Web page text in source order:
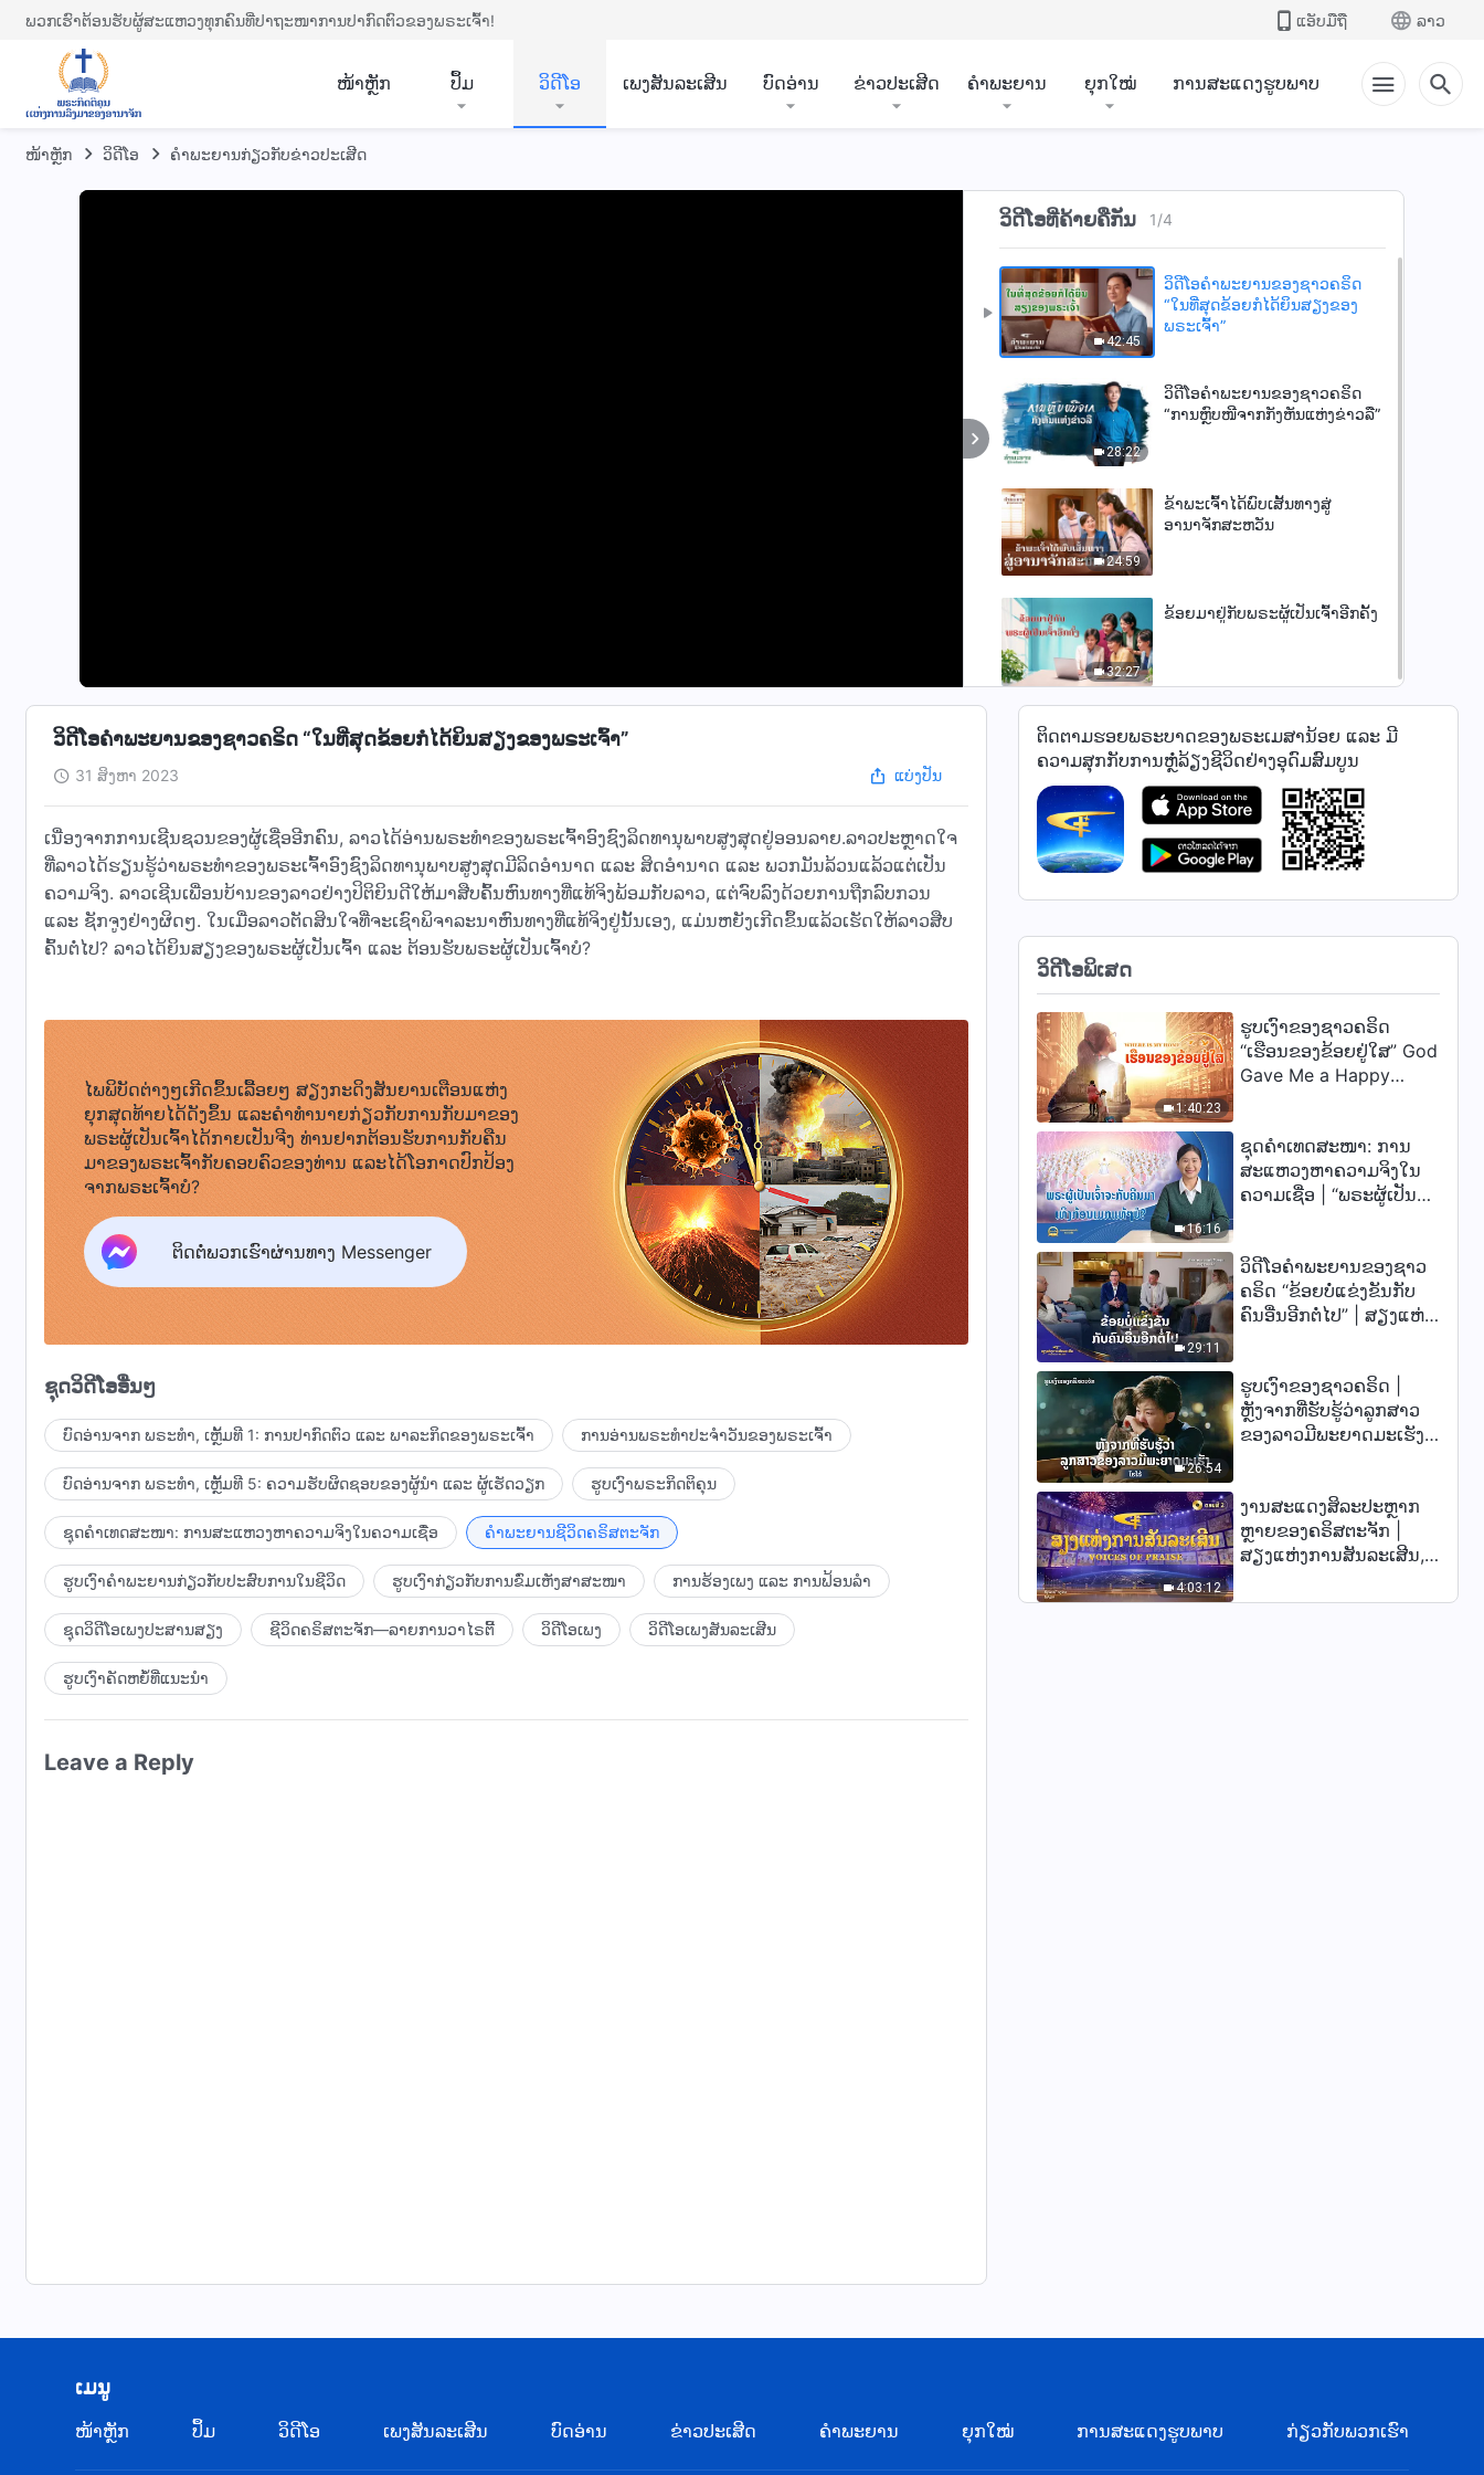
ພວກເຮົາຕ້ອນຮັບຜູ້ສະແຫວງທຸກຄົນທີ່ປາຖະໜາການປາກົດຕົວຂອງພຣະເຈົ້າ! ແອັບມືຖື ລາວ
​ໜ້າຫຼັກ ປຶ້ມ ວິ​ດີ​ໂອ ເພງສັນລະເສີນ ບົດອ່ານ ຂ່າວປະເສີດ ຄຳພະຍານ ຍຸກໃໝ່ ການສະແດງຮູບພາບ
ໜ້າຫຼັກ ​ວິ​ດີ​ໂອ ຄຳພະຍານກ່ຽວກັບຂ່າວປະເສີດ
ວິດີໂອທີ່ຄ້າຍຄືກັນ 1/4
42:45
ວິດີໂອຄຳພະຍານຂອງຊາວຄຣິດ
“ໃນທີ່ສຸດຂ້ອຍກໍໄດ້ຍິນສຽງຂອງ
ພຣະເຈົ້າ”
28:22
ວິດີໂອຄຳພະຍານຂອງຊາວຄຣິດ
“ການຫຼົບໜີຈາກກັງຫັນແຫ່ງຂ່າວລື”
24:59
ຂ້າພະເຈົ້າໄດ້ພົບເສັ້ນທາງສູ່
ອານາຈັກສະຫວັນ
32:27
ຂ້ອຍມາຢູ່ກັບພຣະຜູ້ເປັນເຈົ້າອີກຄັ້ງ
ວິດີໂອຄຳພະຍານຂອງຊາວຄຣິດ “ໃນທີ່ສຸດຂ້ອຍກໍໄດ້ຍິນສຽງຂອງພຣະເຈົ້າ”
31 ສິງຫາ 2023 ແບ່ງປັນ
ເນື່ອງຈາກການເຊີນຊວນຂອງຜູ້ເຊື່ອອີກຄົນ, ລາວໄດ້ອ່ານພຣະທໍາຂອງພຣະເຈົ້າອົງຊົງລິດທານຸພາບສູງສຸດຢູ່ອອນລາຍ.ລາວປະຫຼາດໃຈ
ທີ່ລາວໄດ້ຮຽນຮູ້ວ່າພຣະທຳຂອງພຣະເຈົ້າອົງຊົງລິດທານຸພາບສູງສຸດມີລິດອຳນາດ ແລະ ສິດອຳນາດ ແລະ ພວກມັນລ້ວນແລ້ວແຕ່ເປັນ
ຄວາມຈິງ. ລາວເຊີນເພື່ອນບ້ານຂອງລາວຢ່າງປິຕິຍິນດີໃຫ້ມາສືບຄົ້ນຫົນທາງທີ່ແທ້ຈິງພ້ອມກັບລາວ, ແຕ່ຈົບລົງດ້ວຍການຖືກລົບກວນ
ແລະ ຊັກຈູງຢ່າງຜິດໆ. ໃນເມື່ອລາວຕັດສິນໃຈທີ່ຈະເຊົາພິຈາລະນາຫົນທາງທີ່ແທ້ຈິງຢູ່ນັ້ນເອງ, ແມ່ນຫຍັງເກີດຂຶ້ນແລ້ວເຮັດໃຫ້ລາວສືບ
ຄົ້ນຕໍ່ໄປ? ລາວໄດ້ຍິນສຽງຂອງພຣະຜູ້ເປັນເຈົ້າ ແລະ ຕ້ອນຮັບພຣະຜູ້ເປັນເຈົ້າບໍ?
ໄພພິບັດຕ່າງໆເກີດຂຶ້ນເລື້ອຍໆ ສຽງກະດິງສັນຍານເຕືອນແຫ່ງ
ຍຸກສຸດທ້າຍໄດ້ດັງຂຶ້ນ ແລະຄໍາທໍານາຍກ່ຽວກັບການກັບມາຂອງ
ພຣະຜູ້ເປັນເຈົ້າໄດ້ກາຍເປັນຈີງ ທ່ານຢາກຕ້ອນຮັບການກັບຄືນ
ມາຂອງພຣະເຈົ້າກັບຄອບຄົວຂອງທ່ານ ແລະໄດ້ໂອກາດປົກປ້ອງ
ຈາກພຣະເຈົ້າບໍ?
ຕິດຕໍ່ພວກເຮົາຜ່ານທາງ Messenger
ຊຸດວິດີໂອອື່ນໆ
ບົດອ່ານຈາກ ພຣະທຳ, ເຫຼັ້ມທີ 1: ການປາກົດຕົວ ແລະ ພາລະກິດຂອງພຣະເຈົ້າ ການອ່ານພຣະທຳປະຈຳວັນຂອງພຣະເຈົ້າ
ບົດອ່ານຈາກ ພຣະທຳ, ເຫຼັ້ມທີ 5: ຄວາມຮັບຜິດຊອບຂອງຜູ້ນໍາ ແລະ ຜູ້ເຮັດວຽກ ຮູບເງົາພຣະກິດຕິຄຸນ
ຊຸດຄຳເທດສະໜາ: ການສະແຫວງຫາຄວາມຈິງໃນຄວາມເຊື່ອ ຄຳພະຍານຊີວິດຄຣິສຕະຈັກ
ຮູບເງົາຄຳພະຍານກ່ຽວກັບປະສົບການໃນຊີວິດ ຮູບເງົາກ່ຽວກັບການຂົ່ມເຫັງສາສະໜາ ການຮ້ອງເພງ ແລະ ການຟ້ອນລຳ
ຊຸດວິດີໂອເພງປະສານສຽງ ຊີວິດຄຣິສຕະຈັກ—ລາຍການວາໄຣຕີ້ ວິດີໂອເພງ ວິດີໂອເພງສັນລະເສີນ
ຮູບເງົາຄັດຫຍໍ້ທີ່ແນະນໍາ
Leave a Reply
ຕິດຕາມຮອຍພຣະບາດຂອງພຣະເມສານ້ອຍ ແລະ ມີ
ຄວາມສຸກກັບການຫຼໍ່ລ້ຽງຊີວິດຢ່າງອຸດົມສົມບູນ
ວິດີໂອພິເສດ
1:40:23
ຮູບເງົາຂອງຊາວຄຣິດ
“ເຮືອນຂອງຂ້ອຍຢູ່ໃສ” God
Gave Me a Happy
16:16
ຊຸດຄຳເທດສະໜາ: ການ
ສະແຫວງຫາຄວາມຈິງໃນ
ຄວາມເຊື່ອ | “ພຣະຜູ້ເປັນ
29:11
ວິດີໂອຄຳພະຍານຂອງຊາວ
ຄຣິດ “ຂ້ອຍບໍ່ແຂ່ງຂັນກັບ
ຄົນອື່ນອີກຕໍ່ໄປ” | ສຽງແຫ່ງ
26:54
ຮູບເງົາຂອງຊາວຄຣິດ |
ຫຼັງຈາກທີ່ຮັບຮູ້ວ່າລູກສາວ
ຂອງລາວມີພະຍາດມະເຮັງ
4:03:12
ງານສະແດງສິລະປະຫຼາກ
ຫຼາຍຂອງຄຣິສຕະຈັກ |
ສຽງແຫ່ງການສັນລະເສີນ,
​ເມ​ນູ
​ໜ້າຫຼັກ ປຶ້ມ ວິ​ດີ​ໂອ ເພງສັນລະເສີນ ບົດອ່ານ ຂ່າວປະເສີດ ຄຳພະຍານ ຍຸກໃໝ່ ການສະແດງຮູບພາບ ກ່ຽວກັບພວກເຮົາ